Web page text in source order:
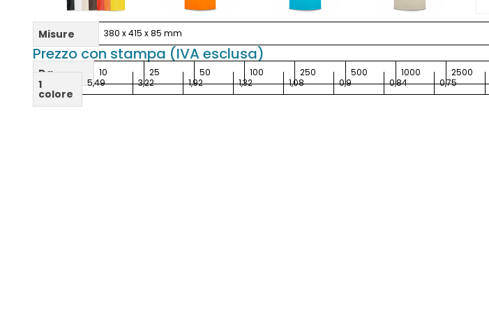
Misure 380 x 415 x 85 mm
Prezzo con stampa (IVA esclusa)
Da 10 25 50 100 250 500 1000 2500
1
colore
5,49 3,22 1,92 1,32 1,08 0,9 0,84 0,75